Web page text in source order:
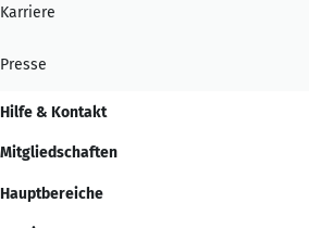
Karriere
Presse
Hilfe & Kontakt
Mitgliedschaften
Hauptbereiche